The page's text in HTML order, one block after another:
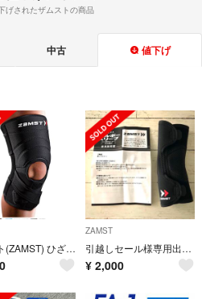
げされたザムストの商品
中古 値下げ
ザムスト(ZAMST) ひざ 膝 サポーター ZKシリーズ 左右兼用
ZAMST
引越しセール様専用出品✨肘サポーターSsize★ザムスト★
¥ 2,000